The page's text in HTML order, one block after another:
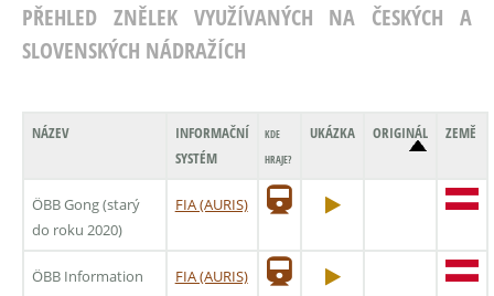
PŘEHLED ZNĚLEK VYUŽÍVANÝCH NA ČESKÝCH A
SLOVENSKÝCH NÁDRAŽÍCH
NÁZEV
INFORMAČNÍ
SYSTÉM
KDE
HRAJE?
UKÁZKA ORIGINÁL ZEMĚ
ÖBB Gong (starý
do roku 2020)
FIA (AURIS)
ÖBB Information FIA (AURIS)